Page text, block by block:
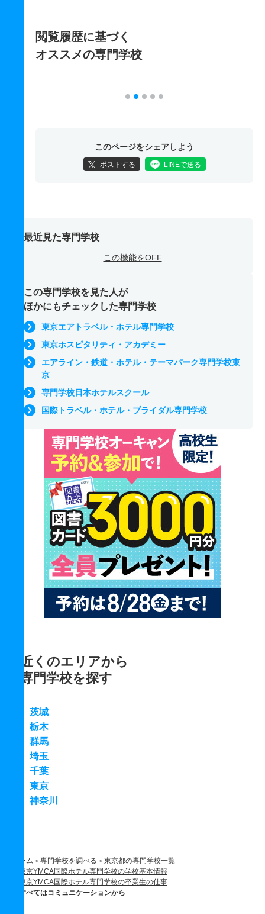
閲覧履歴に基づく
オススメの専門学校
このページをシェアしよう
ポストする LINEで送る
最近見た専門学校
この機能をOFF
この専門学校を見た人が
ほかにもチェックした専門学校
東京エアトラベル・ホテル専門学校
東京ホスピタリティ・アカデミー
エアライン・鉄道・ホテル・テーマパーク専門学校東
京
専門学校日本ホテルスクール
国際トラベル・ホテル・ブライダル専門学校
近くのエリアから
専門学校を探す
茨城
栃木
群馬
埼玉
千葉
東京
神奈川
ホーム 専門学校を調べる
東京都の専門学校一覧
東京YMCA国際ホテル専門学校の学校基本情報
東京YMCA国際ホテル専門学校の卒業生の仕事
すべてはコミュニケーションから